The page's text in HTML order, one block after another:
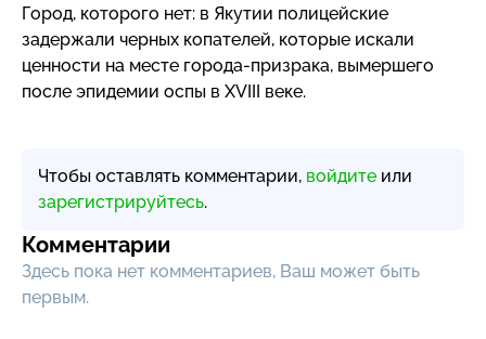
Город, которого нет: в Якутии полицейские
задержали черных копателей, которые искали
ценности на месте города-призрака, вымершего
после эпидемии оспы в XVIII веке.
Чтобы оставлять комментарии, войдите или
зарегистрируйтесь.
Комментарии
Здесь пока нет комментариев, Ваш может быть
первым.